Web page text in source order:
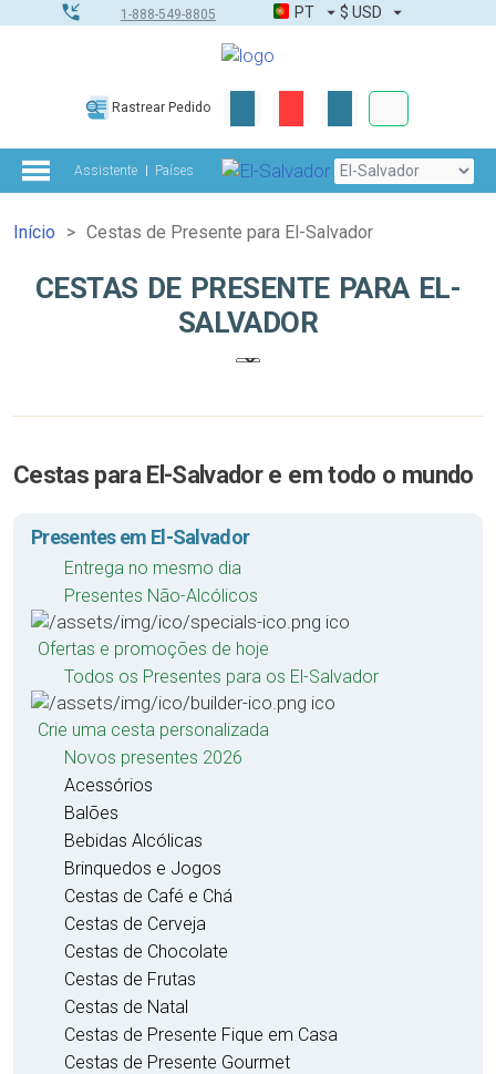
1-888-549-8805 PT $ USD
Rastrear Pedido
Assistente Países
Início Cestas de Presente para El-Salvador
CESTAS DE PRESENTE PARA EL-
SALVADOR
Cestas para El-Salvador e em todo o mundo
Presentes em El-Salvador
Entrega no mesmo dia
Presentes Não-Alcólicos
Ofertas e promoções de hoje
Todos os Presentes para os El-Salvador
Crie uma cesta personalizada
Novos presentes 2026
Acessórios
Balões
Bebidas Alcólicas
Brinquedos e Jogos
Cestas de Café e Chá
Cestas de Cerveja
Cestas de Chocolate
Cestas de Frutas
Cestas de Natal
Cestas de Presente Fique em Casa
Cestas de Presente Gourmet